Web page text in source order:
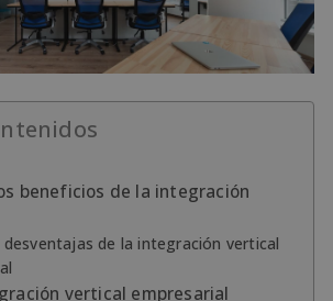
beneficios de la integración
desventajas de la integración vertical
vertical empresarial